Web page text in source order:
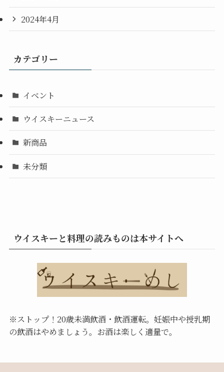
2024年4月
カテゴリー
イベント
ウイスキーニュース
新商品
未分類
ウイスキーと料理の読みものは本サイトへ
※ストップ！20歳未満飲酒・飲酒運転。 妊娠中や授乳期
の飲酒はやめましょう。お酒は楽しく適量で。